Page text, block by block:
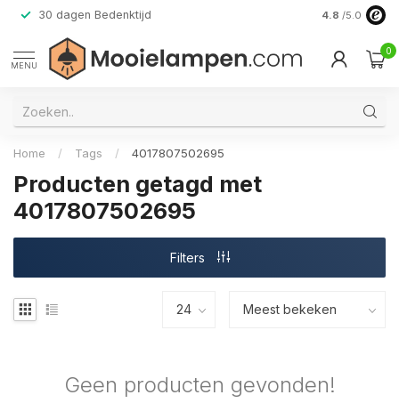
30 dagen Bedenktijd Verzending
4.8 /5.0
MENU
0
Home / Tags / 4017807502695
Producten getagd met
4017807502695
Filters
Geen producten gevonden!